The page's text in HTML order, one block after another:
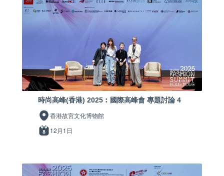
時尚高峰(香港) 2025︰國際高峰會 專題討論 4
香港故宮文化博物館
12月1日